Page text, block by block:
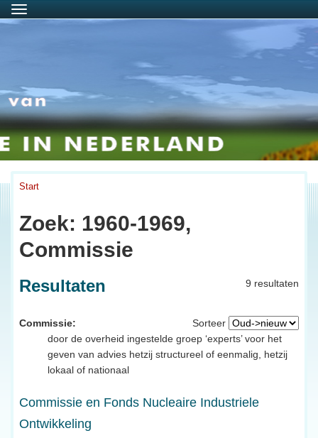
Menu
Start
Zoek: 1960-1969,
Commissie
9 resultaten
Resultaten
Sorteer
Commissie:
door de overheid ingestelde groep ‘experts’ voor het
geven van advies hetzij structureel of eenmalig, hetzij
lokaal of nationaal
Commissie en Fonds Nucleaire Industriele
Ontwikkeling